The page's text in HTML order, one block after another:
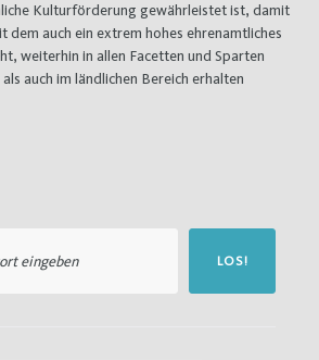
Kulturförderung gewährleistet ist, damit
auch ein extrem hohes ehrenamtliches
weiterhin in allen Facetten und Sparten
auch im ländlichen Bereich erhalten
LOS!